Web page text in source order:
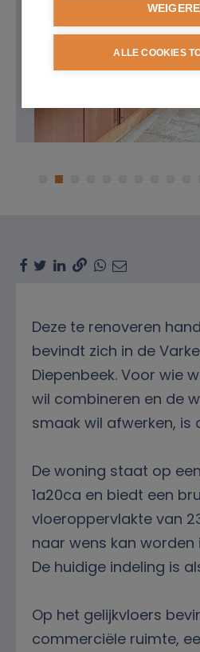
Deze te renoveren
bevindt zich in de
Diepenbeek. Voor wie
wil combineren en de
smaak wil afwerken, is
De woning staat op
1a20ca en biedt een
vloeroppervlakte van
naar wens kan worden
De huidige indeling is
Op het gelijkvloers
commerciële ruimte,
ALLE COOKIES